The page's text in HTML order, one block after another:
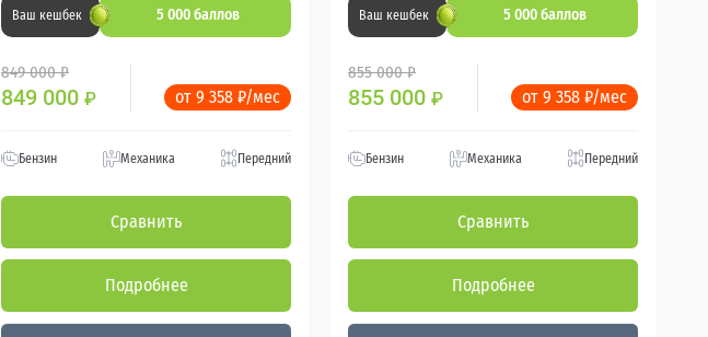
Ваш кешбек 5 000 баллов
849 000 ₽
849 000 ₽ от 9 358 ₽/мес
Бензин Механика Передний
Сравнить
Подробнее
Ваш кешбек 5 000 баллов
855 000 ₽
855 000 ₽ от 9 358 ₽/мес
Бензин Механика Передний
Сравнить
Подробнее